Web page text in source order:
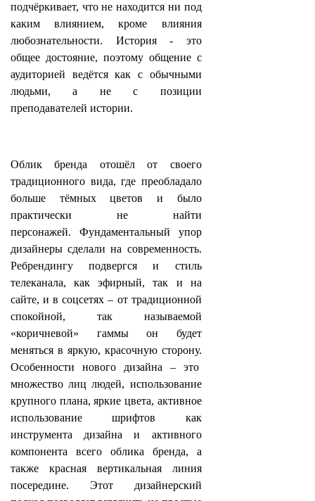
подчёркивает, что не находится ни под
каким влиянием, кроме влияния
любознательности. История - это
общее достояние, поэтому общение с
аудиторией ведётся как с обычными
людьми, а не с позиции
преподавателей истории.
Облик бренда отошёл от своего
традиционного вида, где преобладало
больше тёмных цветов и было
практически не найти
персонажей. Фундаментальный упор
дизайнеры сделали на современность.
Ребрендингу подвергся и стиль
телеканала, как эфирный, так и на
сайте, и в соцсетях – от традиционной
спокойной, так называемой
«коричневой» гаммы он будет
меняться в яркую, красочную сторону.
Особенности нового дизайна – это
множество лиц людей, использование
крупного плана, яркие цвета, активное
использование шрифтов как
инструмента дизайна и активного
компонента всего облика бренда, а
также красная вертикальная линия
посередине. Этот дизайнерский